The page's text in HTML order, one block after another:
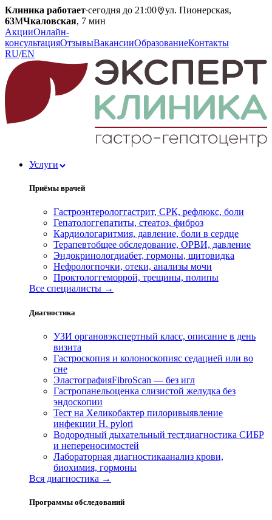
Клиника работает·сегодня до 21:00
ул. Пионерская,
63МЧкаловская, 7 мин
АкцииОнлайн-
консультацияОтзывыВакансииОбразованиеКонтакты
RU/EN
Услуги
Приёмы врачей
Гастроэнтерологгастрит, СРК, рефлюкс, боли
Гепатологгепатиты, стеатоз, фиброз
Кардиологаритмия, давление, боли в сердце
Терапевтобщее обследование, ОРВИ, давление
Эндокринологдиабет, гормоны, щитовидка
Нефрологпочки, отеки, анализы мочи
Проктологгеморрой, трещины, полипы
Все специалисты →
Диагностика
УЗИ органовэкспертный класс, описание в день
визита
Гастроскопия и колоноскопияс седацией или во
сне
ЭластографияFibroScan — без игл
Гастропанельоценка слизистой желудка без
эндоскопии
Тест на Хеликобактер пилоривыявление
инфекции H. pylori
Водородный дыхательный тестдиагностика СИБР
и непереносимостей
Лабораторная диагностикаанализ крови,
биохимия, гормоны
Вся диагностика →
Программы обследований